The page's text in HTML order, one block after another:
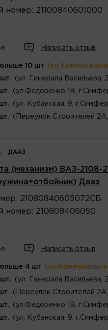
номер : 21100840601000
Написать отзыв
10 шт
(ул. Генерала Васильева,
(ул.Федоренко 1В,
(ул. Кубанская, 9,
(Переулок Строителей
ДААЗ
(механизм) ВАЗ-2108-
Дааз
: 21080840605072СБ
номер : 210808406050
Написать отзыв
4 шт
(ул. Генерала Васильева,
(Переулок Строителей
(ул.Федоренко 1В,
(ул. Кубанская, 9,